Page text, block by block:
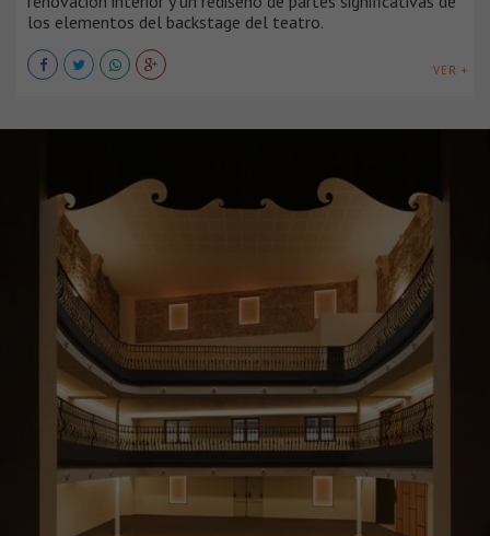
los elementos del backstage del teatro.
VER +